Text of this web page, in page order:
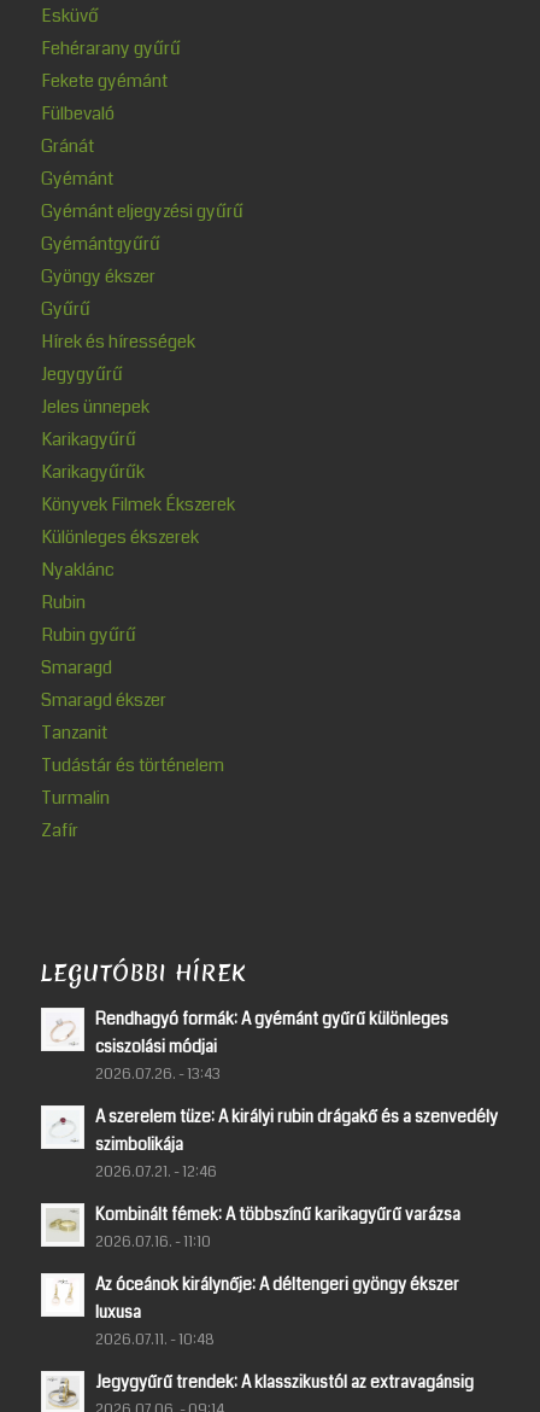
Esküvő
Fehérarany gyűrű
Fekete gyémánt
Fülbevaló
Gránát
Gyémánt
Gyémánt eljegyzési gyűrű
Gyémántgyűrű
Gyöngy ékszer
Gyűrű
Hírek és hírességek
Jegygyűrű
Jeles ünnepek
Karikagyűrű
Karikagyűrűk
Könyvek Filmek Ékszerek
Különleges ékszerek
Nyaklánc
Rubin
Rubin gyűrű
Smaragd
Smaragd ékszer
Tanzanit
Tudástár és történelem
Turmalin
Zafír
LEGUTÓBBI HÍREK
Rendhagyó formák: A gyémánt gyűrű különleges
csiszolási módjai
2026.07.26. - 13:43
A szerelem tüze: A királyi rubin drágakő és a szenvedély
szimbolikája
2026.07.21. - 12:46
Kombinált fémek: A többszínű karikagyűrű varázsa
2026.07.16. - 11:10
Az óceánok királynője: A déltengeri gyöngy ékszer
luxusa
2026.07.11. - 10:48
Jegygyűrű trendek: A klasszikustól az extravagánsig